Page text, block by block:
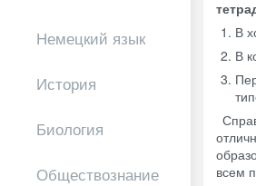
Немецкий язык
История
Биология
Обществознание
В
В
всем